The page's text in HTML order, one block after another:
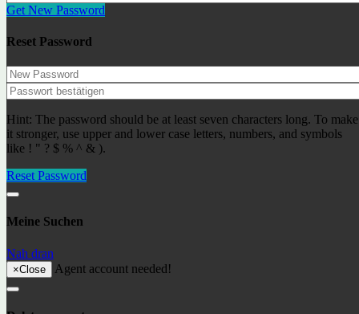
Get New Password
Reset Password
Hint: The password should be at least seven characters long. To make
it stronger, use upper and lower case letters, numbers, and symbols
like ! " ? $ % ^ & ).
Reset Password
Meine Suchen
Nah dran
×Close Agent account needed!
Lloret de Mar- Fenals ref: LM-019
170€
Alexander I.
Immobilienspezialist
Kürzlich hinzugefügte Objekte
Lloret de Mar- Fenals ref: LM-019